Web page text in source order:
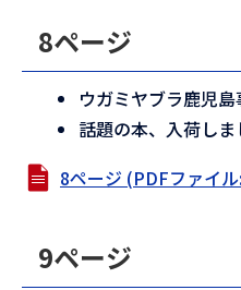
8ページ
ウガミヤブラ鹿児島
話題の本、入荷しま
8ページ (PDFファイ
9ページ